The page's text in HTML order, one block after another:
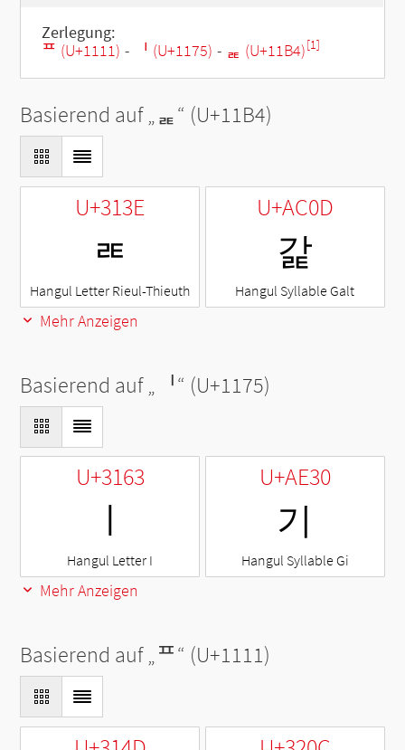
Zerlegung:
ᄑ (U+1111) - ᅵ (U+1175) - ᆴ (U+11B4)[1]
Basierend auf „ᆴ“ (U+11B4)
U+313E
ㄾ
Hangul Letter Rieul-Thieuth
U+AC0D
갍
Hangul Syllable Galt
Mehr Anzeigen
Basierend auf „ ᅵ“ (U+1175)
U+3163
ㅣ
Hangul Letter I
U+AE30
기
Hangul Syllable Gi
Mehr Anzeigen
Basierend auf „ᄑ“ (U+1111)